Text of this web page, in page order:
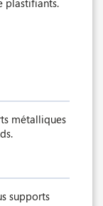
métalliques
supports